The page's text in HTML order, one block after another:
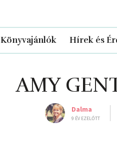
Könyvajánlók Hírek és
AMY
Dalma
9 ÉV EZELŐTT